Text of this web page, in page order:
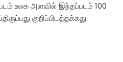
உலக அளவில் இந்தப்படம் 100
குறிப்பிடத்தக்கது.